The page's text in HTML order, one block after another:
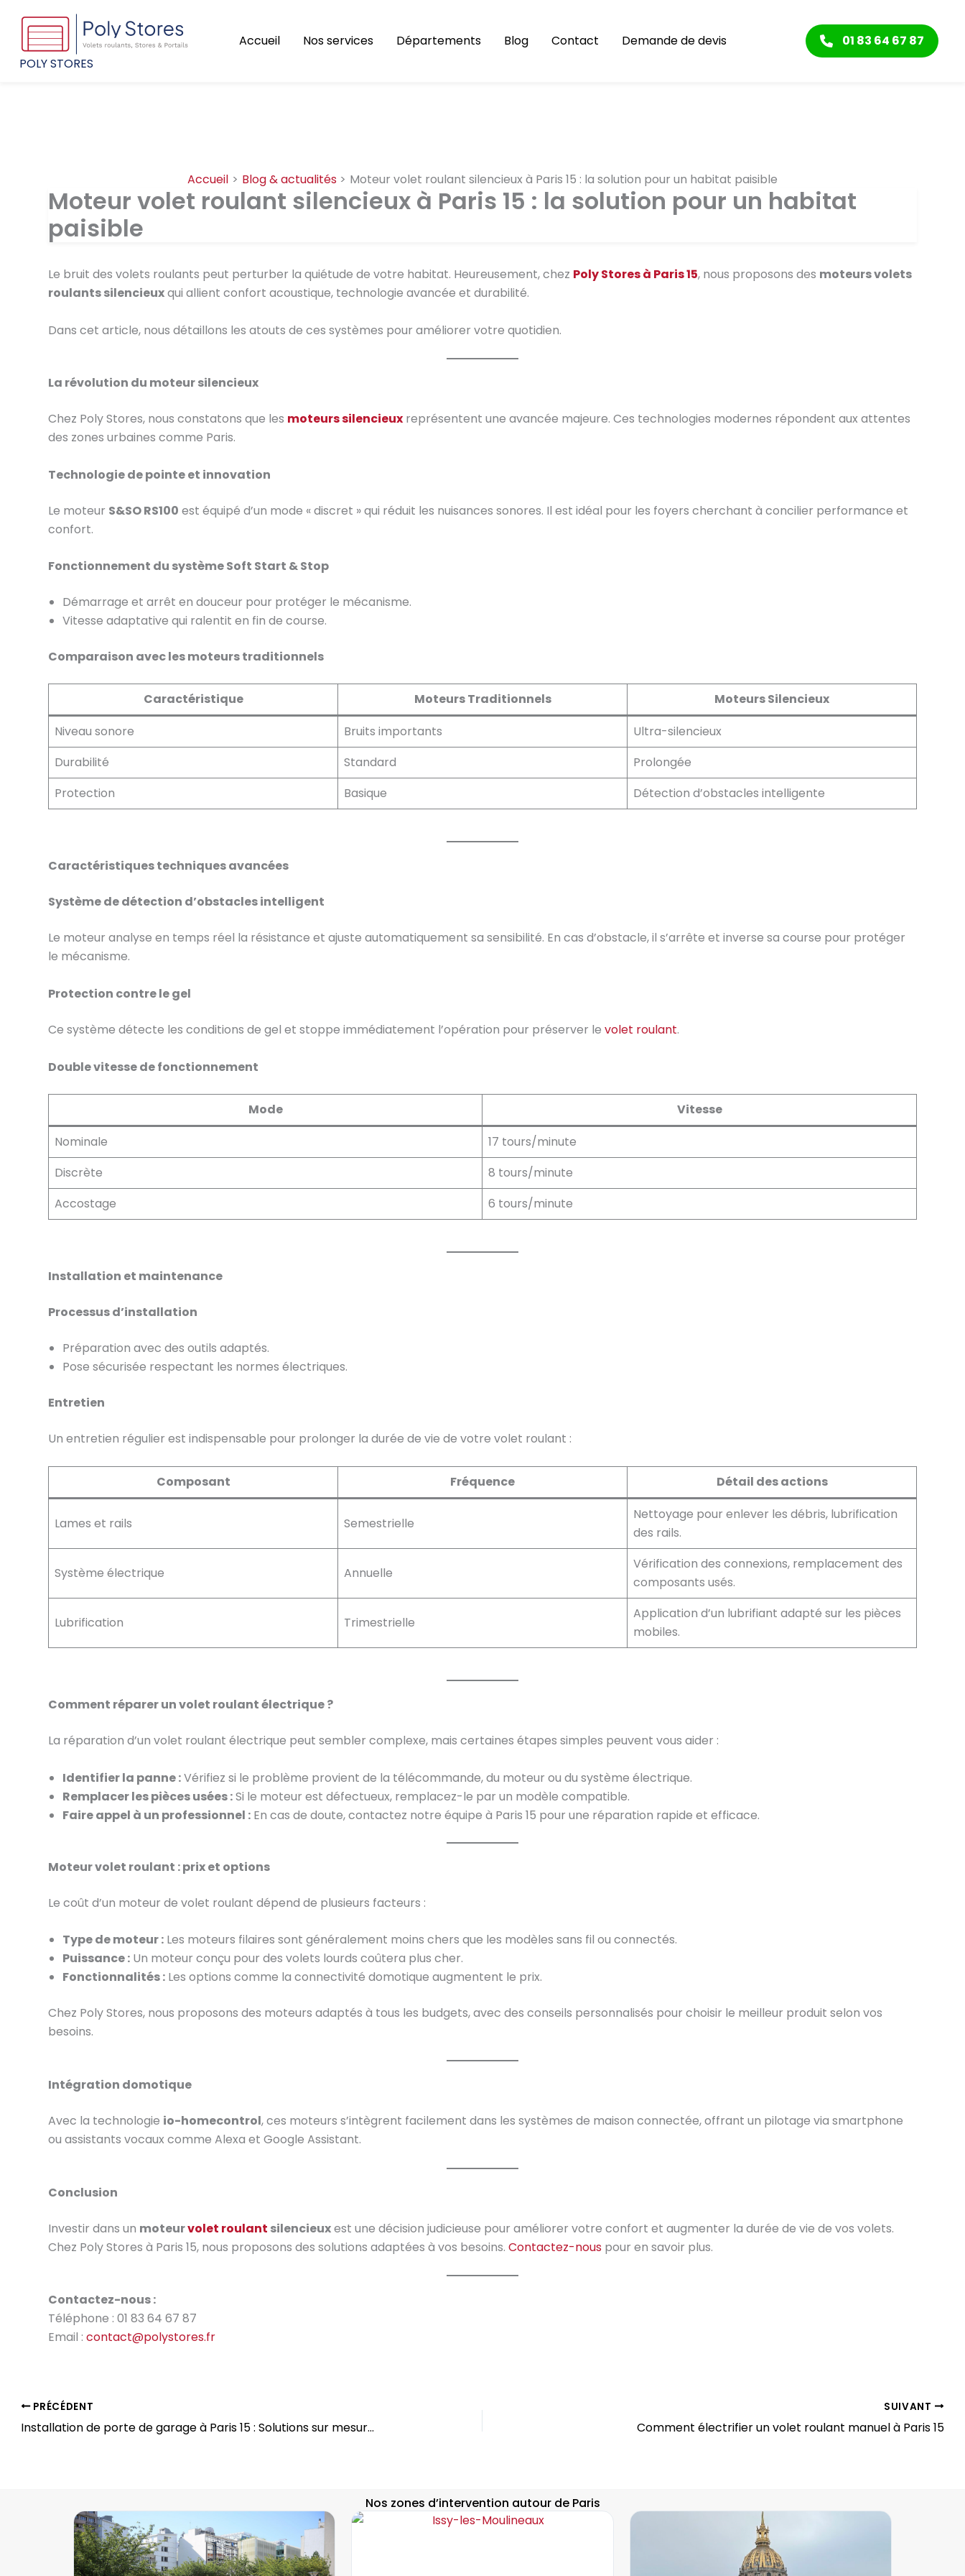
contenu
POLY STORES
Accueil Nos services Départements Blog Contact Demande de devis 01 83 64 67 87
Accueil Blog & actualités Moteur volet roulant silencieux à Paris 15 : la solution pour un habitat paisible
Moteur volet roulant silencieux à Paris 15 : la solution pour un habitat
paisible
Le bruit des volets roulants peut perturber la quiétude de votre habitat. Heureusement, chez Poly Stores à Paris 15, nous proposons des moteurs volets
roulants silencieuxqui allient confort acoustique, technologie avancée et durabilité.
Dans cet article, nous détaillons les atouts de ces systèmes pour améliorer votre quotidien.
La révolution du moteur silencieux
Chez Poly Stores, nous constatons que les moteurs silencieux représentent une avancée majeure. Ces technologies modernes répondent aux attentes
des zones urbaines comme Paris.
Technologie de pointe et innovation
Le moteur S&SO RS100 est équipé d’un mode « discret » qui réduit les nuisances sonores. Il est idéal pour les foyers cherchant à concilier performance et
confort.
Fonctionnement du système Soft Start & Stop
Démarrage et arrêt en douceur pour protéger le mécanisme.
Vitesse adaptative qui ralentit en fin de course.
Comparaison avec les moteurs traditionnels
Caractéristique Moteurs Traditionnels
Moteurs Silencieux
Niveau sonore
Bruits importants
Ultra-silencieux
Durabilité
Standard
Prolongée
Protection
Basique Détection d’obstacles intelligente
Caractéristiques techniques avancées
Système de détection d’obstacles intelligent
Le moteur analyse en temps réel la résistance et ajuste automatiquement sa sensibilité. En cas d’obstacle, il s’arrête et inverse sa course pour protéger
le mécanisme.
Protection contre le gel
Ce système détecte les conditions de gel et stoppe immédiatement l’opération pour préserver le volet roulant.
Double vitesse de fonctionnement
Mode
Vitesse
Nominale
17 tours/minute
Discrète
8 tours/minute
Accostage
6 tours/minute
Installation et maintenance
Processus d’installation
Préparation avec des outils adaptés.
Pose sécurisée respectant les normes électriques.
Entretien
Un entretien régulier est indispensable pour prolonger la durée de vie de votre volet roulant :
Composant Fréquence Détail des actions
Lames et rails Semestrielle
Nettoyage pour enlever les débris, lubrification
des rails.
Système électrique Annuelle
Vérification des connexions, remplacement des
composants usés.
Lubrification Trimestrielle
Application d’un lubrifiant adapté sur les pièces
mobiles.
Comment réparer un volet roulant électrique ?
La réparation d’un volet roulant électrique peut sembler complexe, mais certaines étapes simples peuvent vous aider :
Identifier la panne :Vérifiez si le problème provient de la télécommande, du moteur ou du système électrique.
Remplacer les pièces usées :Si le moteur est défectueux, remplacez-le par un modèle compatible.
Faire appel à un professionnel : En cas de doute, contactez notre équipe à Paris 15 pour une réparation rapide et efficace.
Moteur volet roulant : prix et options
Le coût d’un moteur de volet roulant dépend de plusieurs facteurs :
Type de moteur : Les moteurs filaires sont généralement moins chers que les modèles sans fil ou connectés.
Puissance : Un moteur conçu pour des volets lourds coûtera plus cher.
Fonctionnalités : Les options comme la connectivité domotique augmentent le prix.
Chez Poly Stores, nous proposons des moteurs adaptés à tous les budgets, avec des conseils personnalisés pour choisir le meilleur produit selon vos
besoins.
Intégration domotique
Avec la technologie io-homecontrol, ces moteurs s’intègrent facilement dans les systèmes de maison connectée, offrant un pilotage via smartphone
ou assistants vocaux comme Alexa et Google Assistant.
Conclusion
Investir dans un moteurvolet roulant silencieuxest une décision judicieuse pour améliorer votre confort et augmenter la durée de vie de vos volets.
Chez Poly Stores à Paris 15, nous proposons des solutions adaptées à vos besoins. Contactez-nous pour en savoir plus.
Contactez-nous :
Téléphone : 01 83 64 67 87
Email : contact@polystores.fr
PRÉCÉDENT
Installation de porte de garage à Paris 15 : Solutions sur mesure à partir de 680€ HT
SUIVANT
Comment électrifier un volet roulant manuel à Paris 15
Nos zones d’intervention autour de Paris